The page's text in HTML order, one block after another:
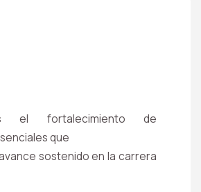
el fortalecimiento de
que
sostenido en la carrera